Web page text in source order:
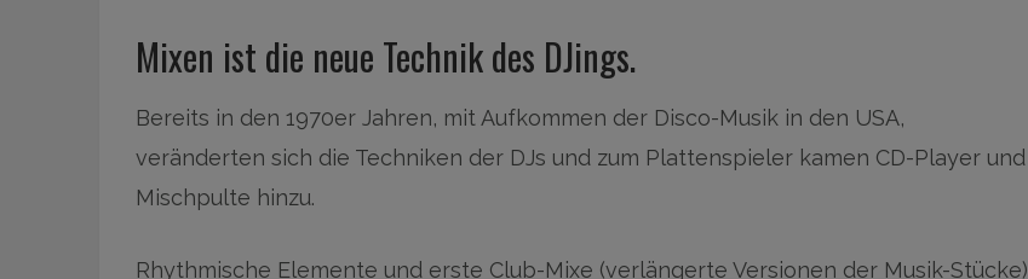
Mixen ist die neue Technik des DJings.
Bereits in den 1970er Jahren, mit Aufkommen der Disco-Musik in den USA,
veränderten sich die Techniken der DJs und zum Plattenspieler kamen CD-Player und
Mischpulte hinzu.
Rhythmische Elemente und erste Club-Mixe (verlängerte Versionen der Musik-Stücke)